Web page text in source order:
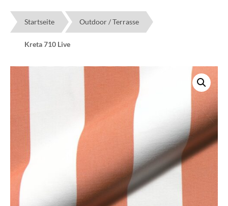
Startseite Outdoor / Terrasse
Kreta 710 Live